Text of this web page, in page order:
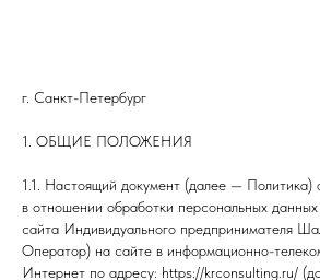
г. Санкт-Петербург
1. ОБЩИЕ ПОЛОЖЕНИЯ
1.1. Настоящий документ (далее — Политика)
в отношении обработки персональных данных
сайта Индивидуального предпринимателя
Оператор) на сайте в информационно-
Интернет по адресу: https://krconsulting.ru/